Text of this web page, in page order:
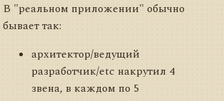
В "реальном приложении" обычно
бывает так:
архитектор/ведущий
разработчик/etc накрутил 4
звена, в каждом по 5